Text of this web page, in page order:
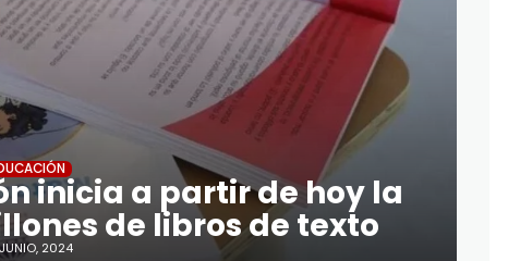
inicia a partir de hoy la
de libros de texto
2024